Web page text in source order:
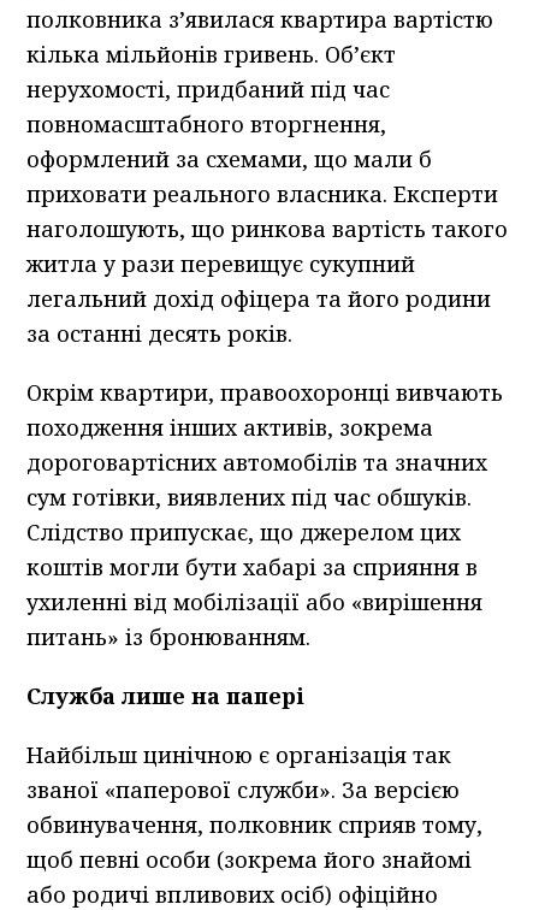
полковника з’явилася квартира вартістю
кілька мільйонів гривень. Об’єкт
нерухомості, придбаний під час
повномасштабного вторгнення,
оформлений за схемами, що мали б
приховати реального власника. Експерти
наголошують, що ринкова вартість такого
житла у рази перевищує сукупний
легальний дохід офіцера та його родини
за останні десять років.
Окрім квартири, правоохоронці вивчають
походження інших активів, зокрема
дороговартісних автомобілів та значних
сум готівки, виявлених під час обшуків.
Слідство припускає, що джерелом цих
коштів могли бути хабарі за сприяння в
ухиленні від мобілізації або «вирішення
питань» із бронюванням.
Служба лише на папері
Найбільш цинічною є організація так
званої «паперової служби». За версією
обвинувачення, полковник сприяв тому,
щоб певні особи (зокрема його знайомі
або родичі впливових осіб) офіційно